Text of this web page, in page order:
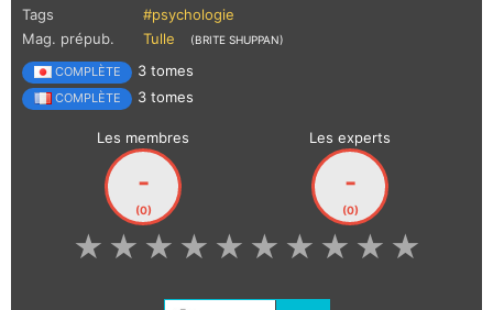
Tags
#psychologie
Mag. prépub.
Tulle (BRITE SHUPPAN)
COMPLÈTE 3 tomes
COMPLÈTE 3 tomes
Les membres
-
(0)
Les experts
-
(0)
★
★
★
★
★
★
★
★
★
★